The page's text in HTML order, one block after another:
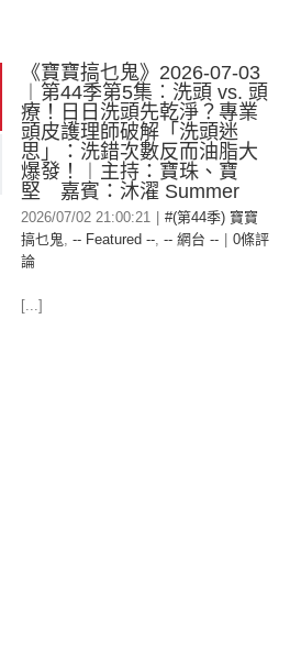
《寶寶搞乜鬼》2026-07-03
︱第44季第5集︰洗頭 vs. 頭
療！日日洗頭先乾淨？專業
頭皮護理師破解「洗頭迷
思」：洗錯次數反而油脂大
爆發！︱主持：寶珠、寶
堅 嘉賓：沐濯 Summer
2026/07/02 21:00:21
#(第44季) 寶寶
搞乜鬼, -- Featured --, -- 網台 --
0條評
論
[...]